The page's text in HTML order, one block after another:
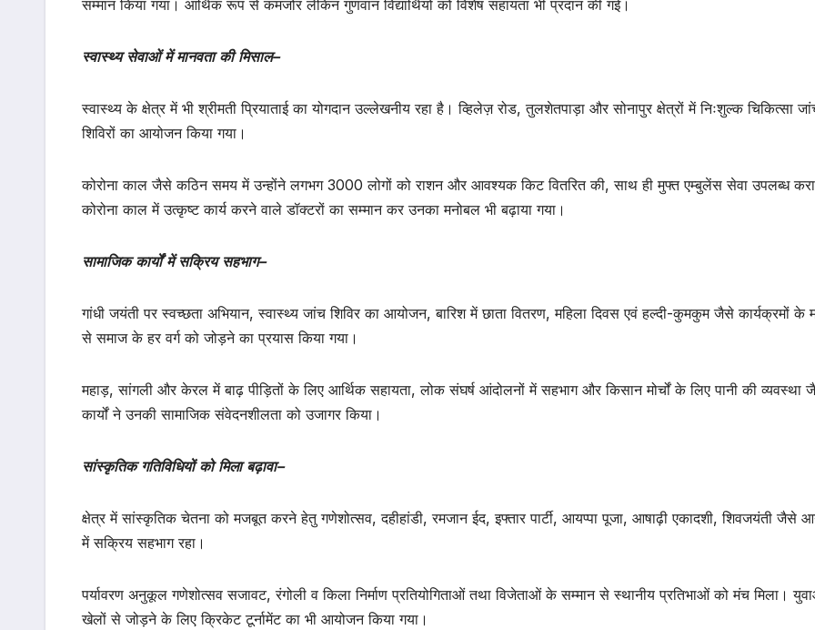
सम्मान किया गया। आर्थिक रूप से कमजोर लेकिन गुणवान विद्यार्थियों को विशेष सहायता भी प्रदान की गई।
स्वास्थ्य सेवाओं में मानवता की मिसाल–
स्वास्थ्य के क्षेत्र में भी श्रीमती प्रियाताई का योगदान उल्लेखनीय रहा है। व्हिलेज़ रोड, तुलशेतपाड़ा और सोनापुर क्षेत्रों में निःशुल्क चिकित्सा
शिविरों का आयोजन किया गया।
कोरोना काल जैसे कठिन समय में उन्होंने लगभग 3000 लोगों को राशन और आवश्यक किट वितरित की, साथ ही मुफ्त एम्बुलेंस सेवा उपलब्ध
कोरोना काल में उत्कृष्ट कार्य करने वाले डॉक्टरों का सम्मान कर उनका मनोबल भी बढ़ाया गया।
सामाजिक कार्यों में सक्रिय सहभाग–
गांधी जयंती पर स्वच्छता अभियान, स्वास्थ्य जांच शिविर का आयोजन, बारिश में छाता वितरण, महिला दिवस एवं हल्दी-कुमकुम जैसे कार्यक्रमों के
से समाज के हर वर्ग को जोड़ने का प्रयास किया गया।
महाड़, सांगली और केरल में बाढ़ पीड़ितों के लिए आर्थिक सहायता, लोक संघर्ष आंदोलनों में सहभाग और किसान मोर्चों के लिए पानी की व्यवस्था
कार्यों ने उनकी सामाजिक संवेदनशीलता को उजागर किया।
सांस्कृतिक गतिविधियों को मिला बढ़ावा–
क्षेत्र में सांस्कृतिक चेतना को मजबूत करने हेतु गणेशोत्सव, दहीहांडी, रमजान ईद, इफ्तार पार्टी, आयप्पा पूजा, आषाढ़ी एकादशी, शिवजयंती जैसे
में सक्रिय सहभाग रहा।
पर्यावरण अनुकूल गणेशोत्सव सजावट, रंगोली व किला निर्माण प्रतियोगिताओं तथा विजेताओं के सम्मान से स्थानीय प्रतिभाओं को मंच मिला।
खेलों से जोड़ने के लिए क्रिकेट टूर्नामेंट का भी आयोजन किया गया।